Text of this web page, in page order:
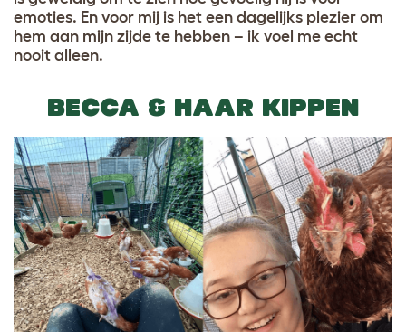
emoties. En voor mij is het een dagelijks plezier om
hem aan mijn zijde te hebben – ik voel me echt
nooit alleen.
BECCA & HAAR KIPPEN